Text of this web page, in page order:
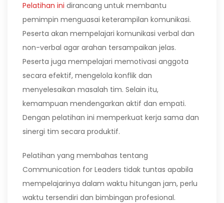
Pelatihan ini dirancang untuk membantu
pemimpin menguasai keterampilan komunikasi.
Peserta akan mempelajari komunikasi verbal dan
non-verbal agar arahan tersampaikan jelas.
Peserta juga mempelajari memotivasi anggota
secara efektif, mengelola konflik dan
menyelesaikan masalah tim. Selain itu,
kemampuan mendengarkan aktif dan empati.
Dengan pelatihan ini memperkuat kerja sama dan
sinergi tim secara produktif.
Pelatihan yang membahas tentang
Communication for Leaders tidak tuntas apabila
mempelajarinya dalam waktu hitungan jam, perlu
waktu tersendiri dan bimbingan profesional.